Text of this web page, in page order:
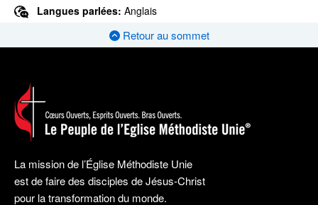
Langues parlées: Anglais
Retour au sommet
La mission de l’Église Méthodiste Unie
est de faire des disciples de Jésus-Christ
pour la transformation du monde.